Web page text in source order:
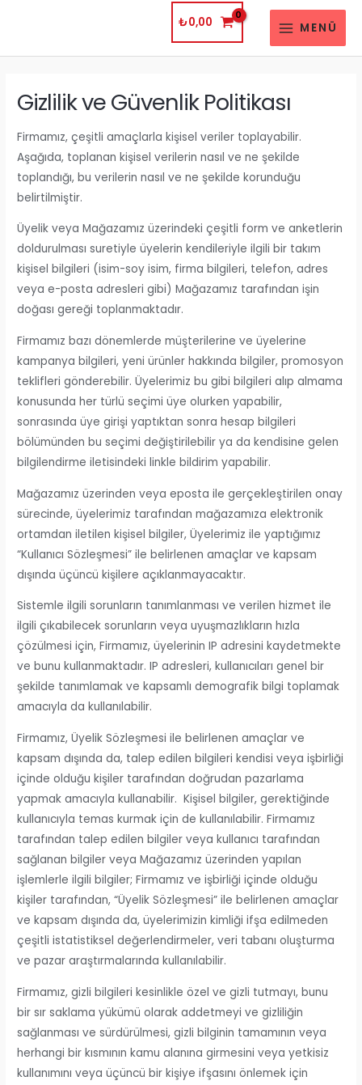
₺0,00
MAIN
MENÜ
Gizlilik ve Güvenlik Politikası
Firmamız, çeşitli amaçlarla kişisel veriler toplayabilir.
Aşağıda, toplanan kişisel verilerin nasıl ve ne şekilde
toplandığı, bu verilerin nasıl ve ne şekilde korunduğu
belirtilmiştir.
Üyelik veya Mağazamız üzerindeki çeşitli form ve anketlerin
doldurulması suretiyle üyelerin kendileriyle ilgili bir takım
kişisel bilgileri (isim-soy isim, firma bilgileri, telefon, adres
veya e-posta adresleri gibi) Mağazamız tarafından işin
doğası gereği toplanmaktadır.
Firmamız bazı dönemlerde müşterilerine ve üyelerine
kampanya bilgileri, yeni ürünler hakkında bilgiler, promosyon
teklifleri gönderebilir. Üyelerimiz bu gibi bilgileri alıp almama
konusunda her türlü seçimi üye olurken yapabilir,
sonrasında üye girişi yaptıktan sonra hesap bilgileri
bölümünden bu seçimi değiştirilebilir ya da kendisine gelen
bilgilendirme iletisindeki linkle bildirim yapabilir.
Mağazamız üzerinden veya eposta ile gerçekleştirilen onay
sürecinde, üyelerimiz tarafından mağazamıza elektronik
ortamdan iletilen kişisel bilgiler, Üyelerimiz ile yaptığımız
“Kullanıcı Sözleşmesi” ile belirlenen amaçlar ve kapsam
dışında üçüncü kişilere açıklanmayacaktır.
Sistemle ilgili sorunların tanımlanması ve verilen hizmet ile
ilgili çıkabilecek sorunların veya uyuşmazlıkların hızla
çözülmesi için, Firmamız, üyelerinin IP adresini kaydetmekte
ve bunu kullanmaktadır. IP adresleri, kullanıcıları genel bir
şekilde tanımlamak ve kapsamlı demografik bilgi toplamak
amacıyla da kullanılabilir.
Firmamız, Üyelik Sözleşmesi ile belirlenen amaçlar ve
kapsam dışında da, talep edilen bilgileri kendisi veya işbirliği
içinde olduğu kişiler tarafından doğrudan pazarlama
yapmak amacıyla kullanabilir. Kişisel bilgiler, gerektiğinde
kullanıcıyla temas kurmak için de kullanılabilir. Firmamız
tarafından talep edilen bilgiler veya kullanıcı tarafından
sağlanan bilgiler veya Mağazamız üzerinden yapılan
işlemlerle ilgili bilgiler; Firmamız ve işbirliği içinde olduğu
kişiler tarafından, “Üyelik Sözleşmesi” ile belirlenen amaçlar
ve kapsam dışında da, üyelerimizin kimliği ifşa edilmeden
çeşitli istatistiksel değerlendirmeler, veri tabanı oluşturma
ve pazar araştırmalarında kullanılabilir.
Firmamız, gizli bilgileri kesinlikle özel ve gizli tutmayı, bunu
bir sır saklama yükümü olarak addetmeyi ve gizliliğin
sağlanması ve sürdürülmesi, gizli bilginin tamamının veya
herhangi bir kısmının kamu alanına girmesini veya yetkisiz
kullanımını veya üçüncü bir kişiye ifşasını önlemek için